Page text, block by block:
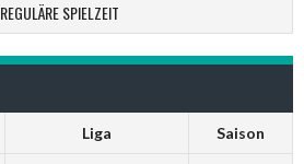
REGULÄRE SPIELZEIT
Liga Saison